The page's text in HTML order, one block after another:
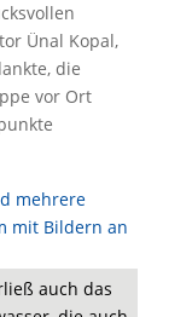
Ünal Kopal,
die
vor Ort
auch das